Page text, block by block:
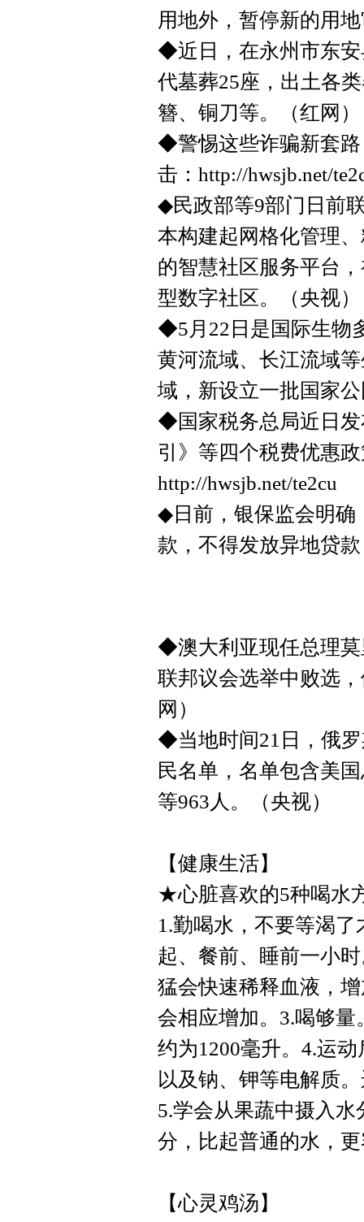
用地外，暂停新的用
◆近日，在永州市东安
代墓葬25座，出土各
簪、铜刀等。（红网）
◆警惕这些诈骗新套路
击：http://hwsjb.net/
◆民政部等9部门日前
本构建起网格化管理
的智慧社区服务平台
型数字社区。（央视）
◆5月22日是国际生物
黄河流域、长江流域
域，新设立一批国家
◆国家税务总局近日发
引》等四个税费优惠
http://hwsjb.net/te2cu
◆日前，银保监会明确
款，不得发放异地贷
◆澳大利亚现任总理莫
联邦议会选举中败选
网）
◆当地时间21日，俄
民名单，名单包含美
等963人。（央视）
【健康生活】
★心脏喜欢的5种喝水
1.勤喝水，不要等渴
起、餐前、睡前一小
猛会快速稀释血液，
会相应增加。3.喝够
约为1200毫升。4.运
以及钠、钾等电解质
5.学会从果蔬中摄入
分，比起普通的水，
【心灵鸡汤】